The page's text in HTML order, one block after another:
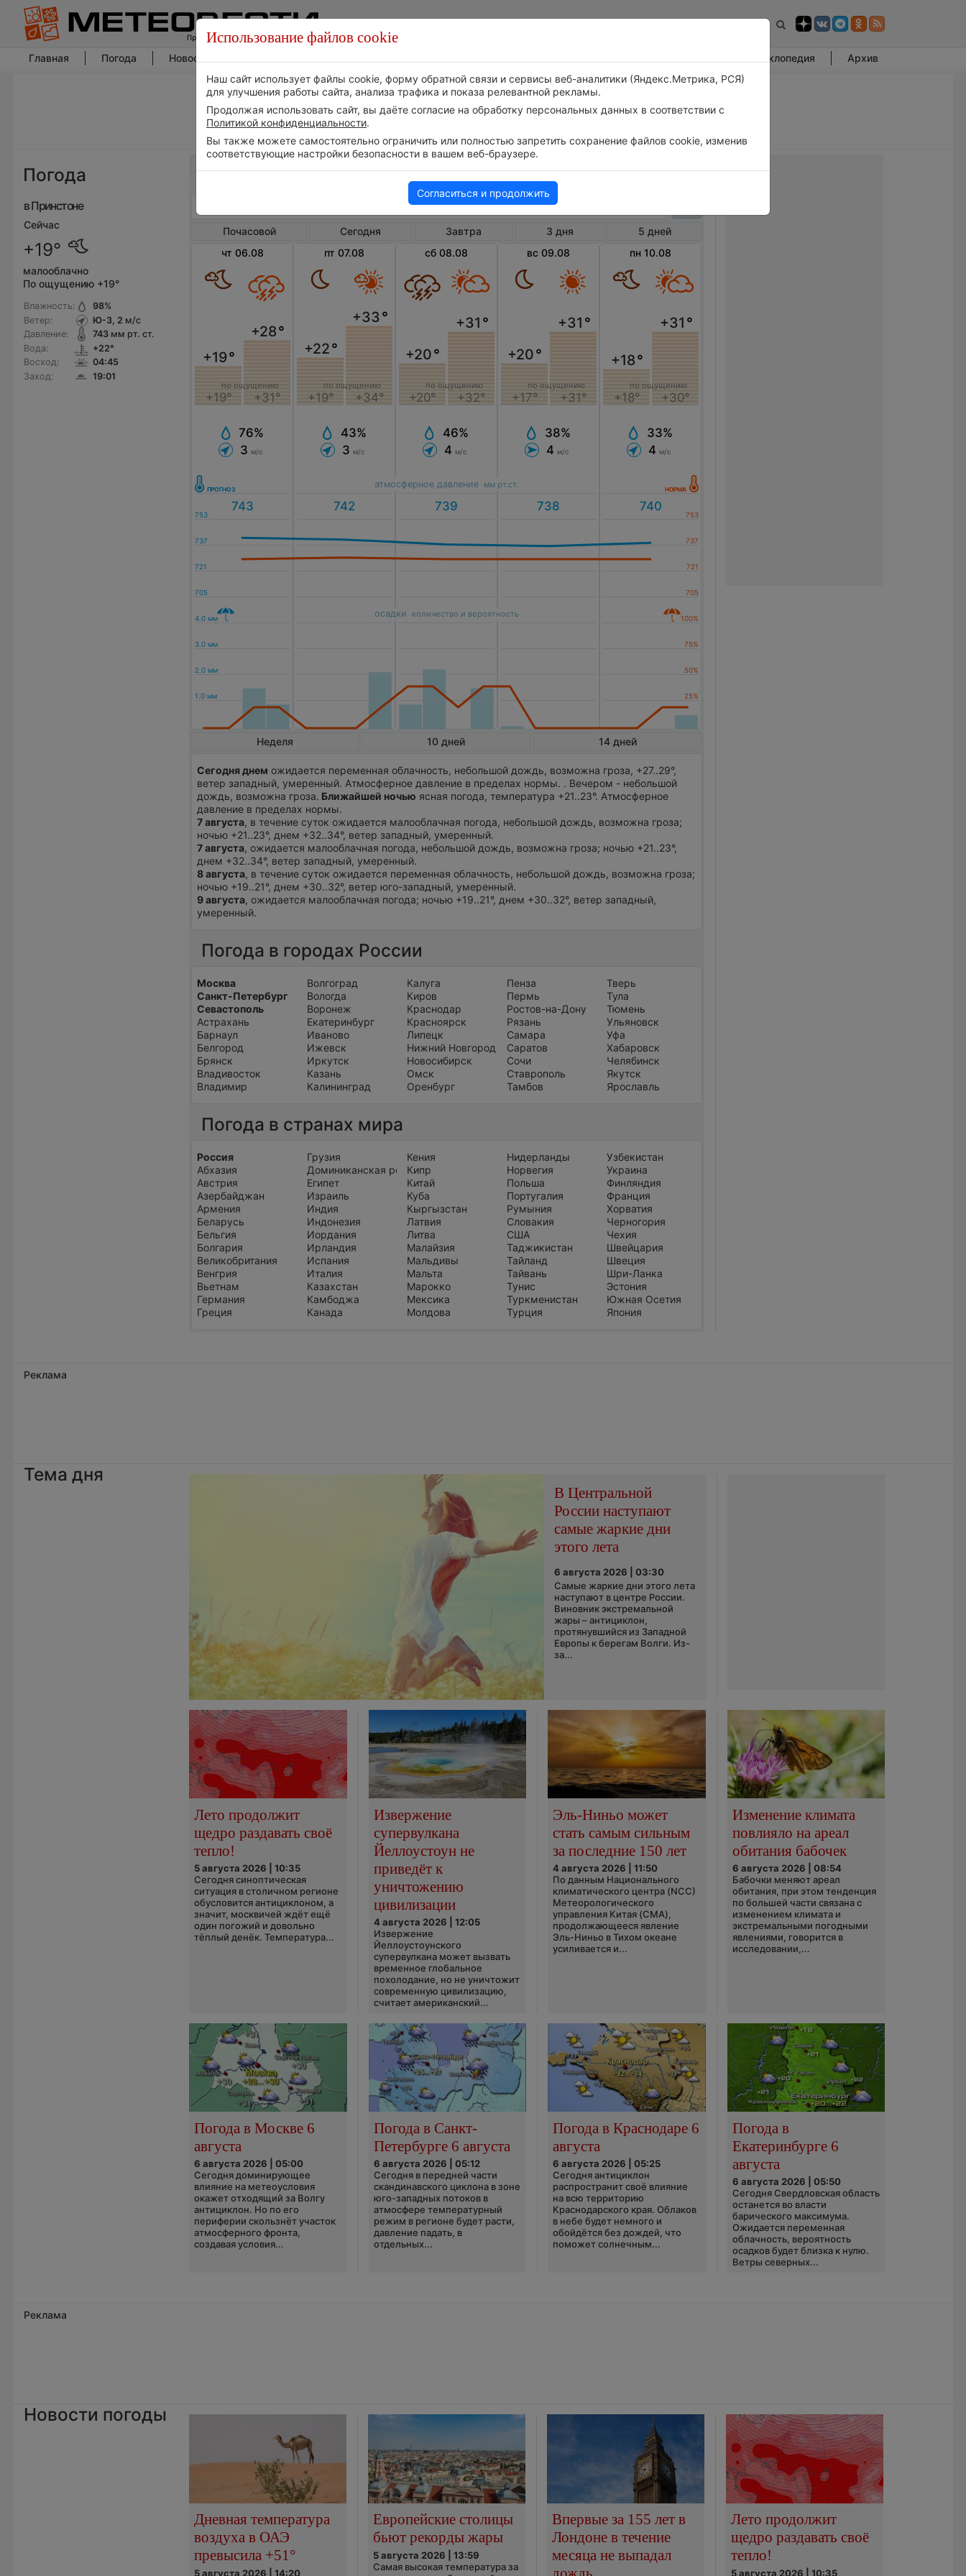
Главная Погода Новости погоды Энциклопедия Архив
Погода
в Принстоне
Сейчас
+19°
малооблачно
По ощущению +19°
Влажность:
Ветер:
Давление:
Вода:
Восход:
Заход:
98%
Ю-З, 2 м/с
743мм рт. ст.
+22°
04:45
19:01
Погода в Принстоне
Почасовой Сегодня Завтра 3 дня
5 дней
чт 06.08
+19°
+19°
+28°
+31°
по ощущению
76%
3 м/с
пт 07.08
+22°
+19°
+33°
+34°
по ощущению
43%
3 м/с
сб 08.08
+20°
+20°
+31 °
+32°
по ощущению
46%
4 м/с
вс 09.08
+20°
+17°
+31 °
+31°
по ощущению
38%
4 м/с
пн 10.08
+18°
+18°
+31 °
+30°
по ощущению
33%
4 м/с
атмосферное давление мм рт.ст.
осадки количество и вероятность
Неделя 10 дней 14 дней
Сегодня днем ожидается переменная облачность, небольшой дождь, возможна гроза, +27..29°,
ветер западный, умеренный. Атмосферное давление в пределах нормы. . Вечером - небольшой
дождь, возможна гроза. Ближайшей ночью ясная погода, температура +21..23°. Атмосферное
давление в пределах нормы.
7 августа, в течение суток ожидается малооблачная погода, небольшой дождь, возможна гроза;
ночью +21..23°, днем +32..34°, ветер западный, умеренный.
7 августа, ожидается малооблачная погода, небольшой дождь, возможна гроза; ночью +21..23°,
днем +32..34°, ветер западный, умеренный.
8 августа, в течение суток ожидается переменная облачность, небольшой дождь, возможна гроза;
ночью +19..21°, днем +30..32°, ветер юго-западный, умеренный.
9 августа, ожидается малооблачная погода; ночью +19..21°, днем +30..32°, ветер западный,
умеренный.
Погода в городах России
Москва
Санкт-Петербург
Севастополь
Астрахань
Барнаул
Белгород
Брянск
Владивосток
Владимир
Волгоград
Вологда
Воронеж
Екатеринбург
Иваново
Ижевск
Иркутск
Казань
Калининград
Калуга
Киров
Краснодар
Красноярск
Липецк
Нижний Новгород
Новосибирск
Омск
Оренбург
Пенза
Пермь
Ростов-на-Дону
Рязань
Самара
Саратов
Сочи
Ставрополь
Тамбов
Тверь
Тула
Тюмень
Ульяновск
Уфа
Хабаровск
Челябинск
Якутск
Ярославль
Погода в странах мира
Россия
Абхазия
Австрия
Азербайджан
Армения
Беларусь
Бельгия
Болгария
Великобритания
Венгрия
Вьетнам
Германия
Греция
Грузия
Доминиканская республика
Египет
Израиль
Индия
Индонезия
Иордания
Ирландия
Испания
Италия
Казахстан
Камбоджа
Канада
Кения
Кипр
Китай
Куба
Кыргызстан
Латвия
Литва
Малайзия
Мальдивы
Мальта
Марокко
Мексика
Молдова
Нидерланды
Норвегия
Польша
Португалия
Румыния
Словакия
США
Таджикистан
Тайланд
Тайвань
Тунис
Туркменистан
Турция
Узбекистан
Украина
Финляндия
Франция
Хорватия
Черногория
Чехия
Швейцария
Швеция
Шри-Ланка
Эстония
Южная Осетия
Япония
Реклама
Тема дня
В Центральной
России наступают
самые жаркие дни
этого лета
6 августа 2026 | 03:30
Самые жаркие дни этого лета
наступают в центре России.
Виновник экстремальной
жары – антициклон,
протянувшийся из Западной
Европы к берегам Волги. Из-
за...
Лето продолжит
щедро раздавать своё
тепло!
5 августа 2026 | 10:35
Сегодня синоптическая
ситуация в столичном регионе
обусловится антициклоном, а
значит, москвичей ждёт ещё
один погожий и довольно
тёплый денёк. Температура...
Извержение
супервулкана
Йеллоустоун не
приведёт к
уничтожению
цивилизации
4 августа 2026 | 12:05
Извержение
Йеллоустоунского
супервулкана может вызвать
временное глобальное
похолодание, но не уничтожит
современную цивилизацию,
считает американский...
Эль-Ниньо может
стать самым сильным
за последние 150 лет
4 августа 2026 | 11:50
По данным Национального
климатического центра (NCC)
Метеорологического
управления Китая (CMA),
продолжающееся явление
Эль-Ниньо в Тихом океане
усиливается и...
Изменение климата
повлияло на ареал
обитания бабочек
6 августа 2026 | 08:54
Бабочки меняют ареал
обитания, при этом тенденция
по большей части связана с
изменением климата и
экстремальными погодными
явлениями, говорится в
исследовании,...
Погода в Москве 6
августа
6 августа 2026 | 05:00
Сегодня доминирующее
влияние на метеоусловия
окажет отходящий за Волгу
антициклон. Но по его
периферии скользнёт участок
атмосферного фронта,
создавая условия...
Погода в Санкт-
Петербурге 6 августа
6 августа 2026 | 05:12
Сегодня в передней части
скандинавского циклона в зоне
юго-западных потоков в
атмосфере температурный
режим в регионе будет расти,
давление падать, в
отдельных...
Погода в Краснодаре 6
августа
6 августа 2026 | 05:25
Сегодня антициклон
распространит своё влияние
на всю территорию
Краснодарского края. Облаков
в небе будет немного и
обойдётся без дождей, что
поможет солнечным...
Погода в
Екатеринбурге 6
августа
6 августа 2026 | 05:50
Сегодня Свердловская область
останется во власти
барического максимума.
Ожидается переменная
облачность, вероятность
осадков будет близка к нулю.
Ветры северных...
Реклама
Новости погоды
Дневная температура
воздуха в ОАЭ
превысила +51°
5 августа 2026 | 14:20
Европейские столицы
бьют рекорды жары
5 августа 2026 | 13:59
Самая высокая температура за
Впервые за 155 лет в
Лондоне в течение
месяца не выпадал
Лето продолжит
щедро раздавать своё
тепло!
5 августа 2026 | 10:35
Использование файлов cookie
Наш сайт использует файлы cookie, форму обратной связи и сервисы веб-аналитики (Яндекс.Метрика, РСЯ)
для улучшения работы сайта, анализа трафика и показа релевантной рекламы.
Продолжая использовать сайт, вы даёте согласие на обработку персональных данных в соответствии с
Политикой конфиденциальности.
Вы также можете самостоятельно ограничить или полностью запретить сохранение файлов cookie, изменив
соответствующие настройки безопасности в вашем веб-браузере.
Согласиться и продолжить